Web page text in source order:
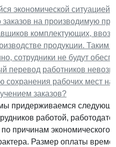
экономической ситуацией
заказов на производимую
комплектующих,
продукции. Таким
сотрудники не будут
перевод работников
сохранения рабочих мест
заказов?
придерживаемся
работой,
причинам экономического,
Размер оплаты